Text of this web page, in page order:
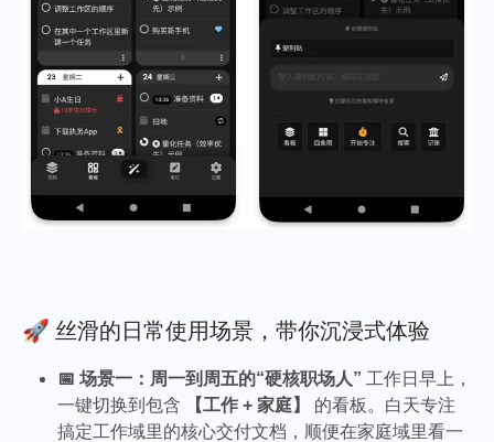
🚀 丝滑的日常使用场景，带你沉浸式体验
📅 场景一：周一到周五的“硬核职场人” 工作日早上，
一键切换到包含
【工作 + 家庭】
的看板。白天专注
搞定工作域里的核心交付文档，顺便在家庭域里看一